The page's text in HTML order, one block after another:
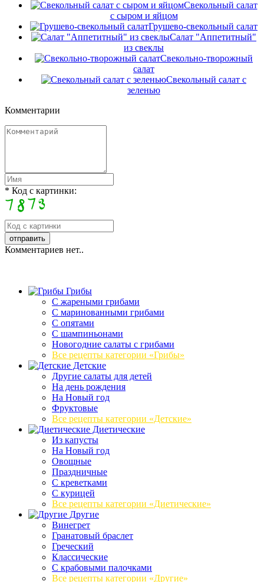
Свекольный салат
с сыром и яйцом
Грушево-свекольный салат
Салат "Аппетитный"
из свеклы
Свекольно-творожный
салат
Свекольный салат с
зеленью
Комментарии
* Код с картинки:
Комментариев нет..
Грибы
C жареными грибами
C маринованными грибами
C опятами
C шампиньонами
Новогодние салаты с грибами
Все рецепты категории «Грибы»
Детские
Другие салаты для детей
На день рождения
На Новый год
Фруктовые
Все рецепты категории «Детские»
Диетические
Из капусты
На Новый год
Овощные
Праздничные
С креветками
С курицей
Все рецепты категории «Диетические»
Другие
Винегрет
Гранатовый браслет
Греческий
Классические
С крабовыми палочками
Все рецепты категории «Другие»